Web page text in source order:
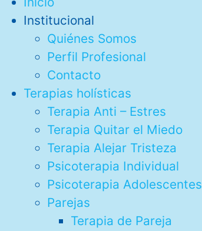
Institucional
Quiénes Somos
Perfil Profesional
Contacto
Terapias holísticas
Terapia Anti – Estres
Terapia Quitar el Miedo
Terapia Alejar Tristeza
Psicoterapia Individual
Psicoterapia Adolescentes
Parejas
Terapia de Pareja